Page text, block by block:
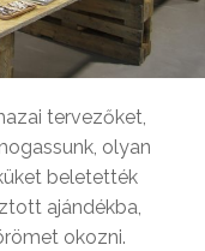
tervezőket,
olyan
beletették
ajándékba,
okozni.